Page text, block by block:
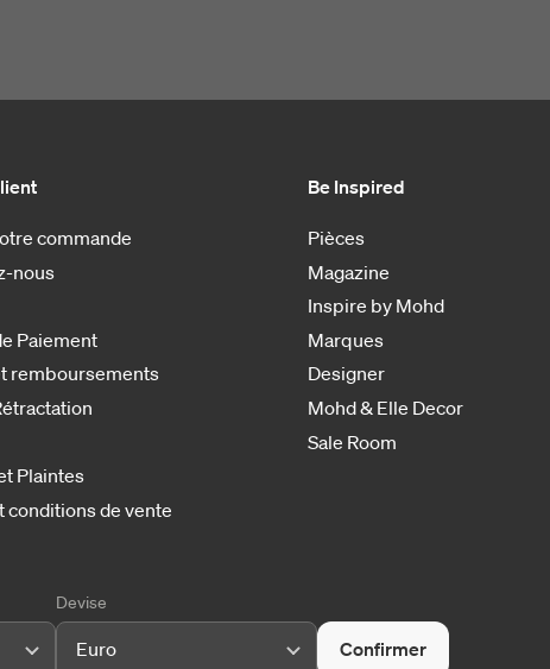
commande
nous
Paiement
remboursements
Plaintes
conditions de vente
Be Inspired
Pièces
Magazine
Inspire by Mohd
Marques
Designer
Mohd & Elle Decor
Sale Room
Devise
Euro Confirmer